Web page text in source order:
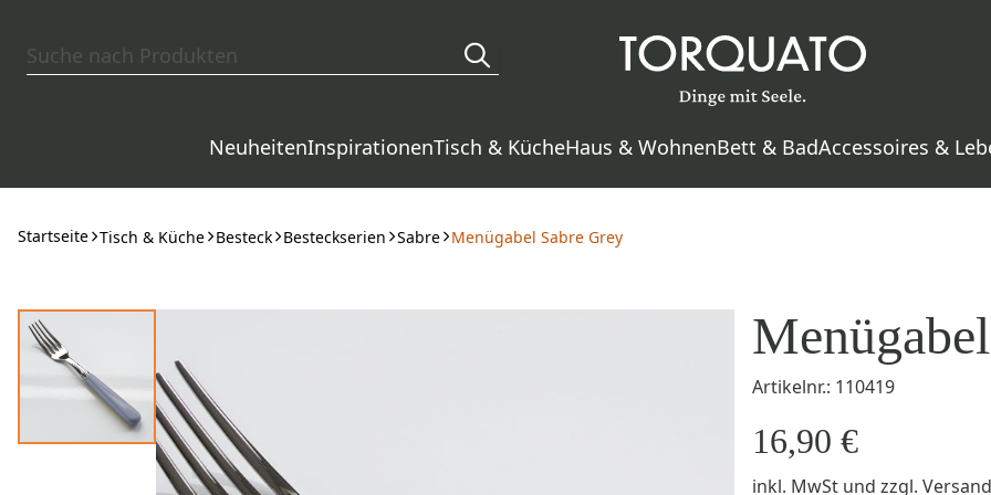
NeuheitenInspirationenTisch & KücheHaus & WohnenBett & BadAccessoires &
Startseite Tisch & Küche Besteck Besteckserien Sabre Menügabel Sabre Grey
Artikelnr.: 110419
16,90 €
inkl. MwSt und zzgl. Versand